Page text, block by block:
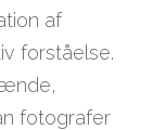
af
forståelse.
fotografer